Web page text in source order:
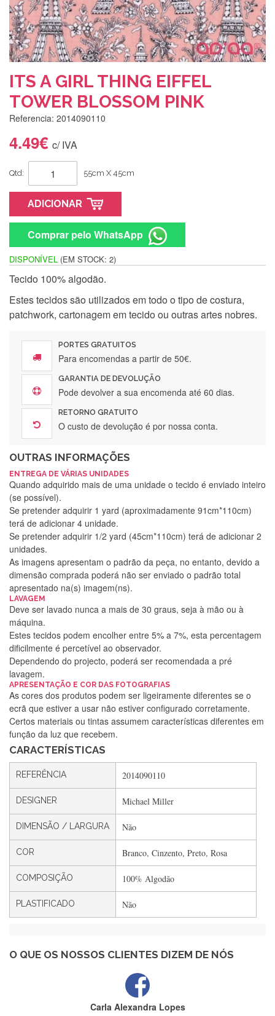
ITS A GIRL THING EIFFEL
TOWER BLOSSOM PINK
Referencia: 2014090110
4.49€ c/ IVA
Qtd: 55cm X 45cm
ADICIONAR
Comprar pelo WhatsApp
DISPONÍVEL (EM STOCK: 2)
Tecido 100% algodão.
Estes tecidos são utilizados em todo o tipo de costura,
patchwork, cartonagem em tecido ou outras artes nobres.
PORTES GRATUITOS
Para encomendas a partir de 50€.
GARANTIA DE DEVOLUÇÃO
Pode devolver a sua encomenda até 60 dias.
RETORNO GRATUITO
O custo de devolução é por nossa conta.
OUTRAS INFORMAÇÕES
ENTREGA DE VÁRIAS UNIDADES
Quando adquirido mais de uma unidade o tecido é enviado inteiro
(se possível).
Se pretender adquirir 1 yard (aproximadamente 91cm*110cm)
terá de adicionar 4 unidade.
Se pretender adquirir 1/2 yard (45cm*110cm) terá de adicionar 2
unidades.
As imagens apresentam o padrão da peça, no entanto, devido a
dimensão comprada poderá não ser enviado o padrão total
apresentado na(s) imagem(ns).
LAVAGEM
Deve ser lavado nunca a mais de 30 graus, seja à mão ou à
máquina.
Estes tecidos podem encolher entre 5% a 7%, esta percentagem
dificilmente é percetível ao observador.
Dependendo do projecto, poderá ser recomendada a pré
lavagem.
APRESENTAÇÃO E COR DAS FOTOGRAFIAS
As cores dos produtos podem ser ligeiramente diferentes se o
ecrã que estiver a usar não estiver configurado corretamente.
Certos materiais ou tintas assumem características diferentes em
função da luz que recebem.
CARACTERÍSTICAS
REFERÊNCIA 2014090110
DESIGNER Michael Miller
DIMENSÃO / LARGURA Não
COR Branco, Cinzento, Preto, Rosa
COMPOSIÇÃO 100% Algodão
PLASTIFICADO Não
O QUE OS NOSSOS CLIENTES DIZEM DE NÓS
Silvia Lopes
Encomenda direitinha. Rapidez e segurança. Volto a
encomendar.
Silvia André
Gostei ,Serviço bastante rápido. recomendo
Filipa Freire
Rápido, atendimento 5*. Hoje chegará a segunda encomenda
feita de muitas certamente❤️
estrelas
Carla Alexandra Lopes